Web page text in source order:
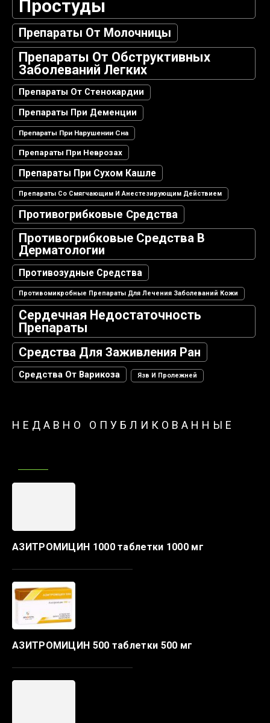
Простуды
Препараты От Молочницы
Препараты От Обструктивных
Заболеваний Легких
Препараты От Стенокардии
Препараты При Деменции
Препараты При Нарушении Сна
Препараты При Неврозах
Препараты При Сухом Кашле
Препараты Со Смягчающим И Анестезирующим Действием
Противогрибковые Средства
Противогрибковые Средства В
Дерматологии
Противозудные Средства
Противомикробные Препараты Для Лечения Заболеваний Кожи
Сердечная Недостаточность
Препараты
Средства Для Заживления Ран
Средства От Варикоза Язв И Пролежней
НЕДАВНО ОПУБЛИКОВАННЫЕ
АЗИТРОМИЦИН 1000 таблетки 1000 мг
АЗИТРОМИЦИН 500 таблетки 500 мг